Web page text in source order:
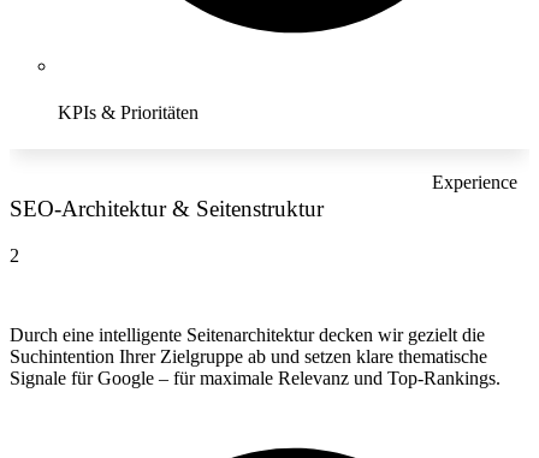
KPIs & Prioritäten
Experience
SEO-Architektur & Seitenstruktur
2
Durch eine intelligente Seitenarchitektur decken wir gezielt die
Suchintention Ihrer Zielgruppe ab und setzen klare thematische
Signale für Google – für maximale Relevanz und Top-Rankings.